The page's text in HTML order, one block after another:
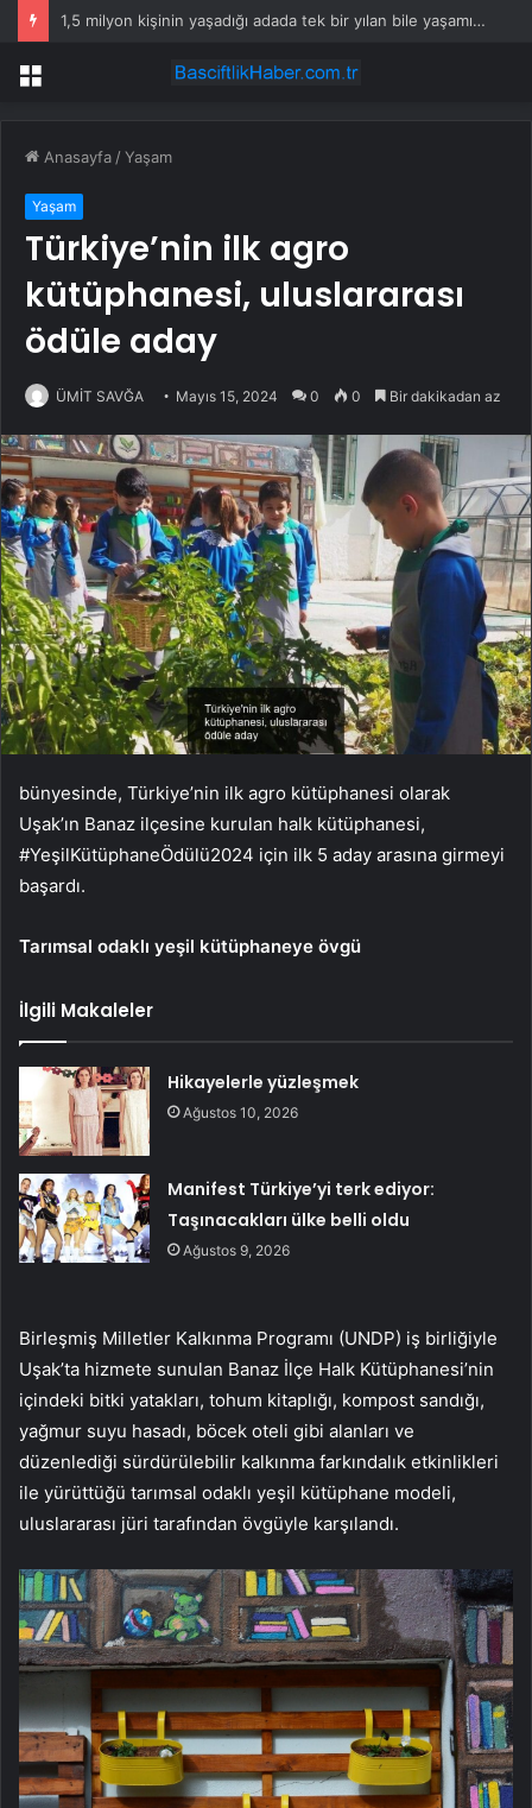
1,5 milyon kişinin yaşadığı adada tek bir yılan bile yaşamıyor
Menü
Anasayfa /Yaşam
Yaşam
Türkiye’nin ilk agro
kütüphanesi, uluslararası
ödüle aday
ÜMİT SAVĞA Mayıs 15, 2024 0 0 Bir dakikadan az
bünyesinde, Türkiye’nin ilk agro kütüphanesi olarak
Uşak’ın Banaz ilçesine kurulan halk kütüphanesi,
#YeşilKütüphaneÖdülü2024 için ilk 5 aday arasına girmeyi
başardı.
Tarımsal odaklı yeşil kütüphaneye övgü
İlgili Makaleler
Hikayelerle yüzleşmek
Ağustos 10, 2026
Manifest Türkiye’yi terk ediyor:
Taşınacakları ülke belli oldu
Ağustos 9, 2026
Birleşmiş Milletler Kalkınma Programı (UNDP) iş birliğiyle
Uşak’ta hizmete sunulan Banaz İlçe Halk Kütüphanesi’nin
içindeki bitki yatakları, tohum kitaplığı, kompost sandığı,
yağmur suyu hasadı, böcek oteli gibi alanları ve
düzenlediği sürdürülebilir kalkınma farkındalık etkinlikleri
ile yürüttüğü tarımsal odaklı yeşil kütüphane modeli,
uluslararası jüri tarafından övgüyle karşılandı.